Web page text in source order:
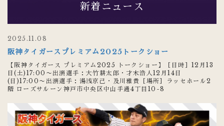
新着ニュース
2025.11.08
阪神タイガースプレミアム2025トークショー
【阪神タイガース プレミアム2025 トークショー】［日時］12月13
日(土)17:00〜出演選手：大竹耕太郎・才木浩人12月14日
(日)17:00〜出演選手：湯浅京己・及川雅貴［場所］ラッセホール2
階 ローズサルーン神戸市中央区中山手通4丁目10-8